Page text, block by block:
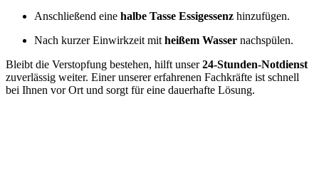
Anschließend eine halbe Tasse Essigessenz hinzufügen.
Nach kurzer Einwirkzeit mit heißem Wasser nachspülen.
Bleibt die Verstopfung bestehen, hilft unser24-Stunden-Notdienst
zuverlässig weiter. Einer unserer erfahrenen Fachkräfte ist schnell
bei Ihnen vor Ort und sorgt für eine dauerhafte Lösung.